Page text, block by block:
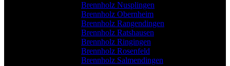
Brennholz Nusplingen
Brennholz Obernheim
Brennholz Rangendingen
Brennholz Ratshausen
Brennholz Ringingen
Brennholz Rosenfeld
Brennholz Salmendingen